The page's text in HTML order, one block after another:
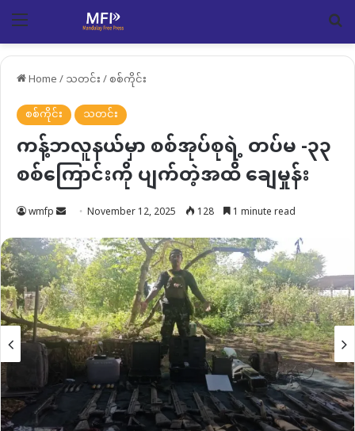
Menu
Home/သတင်း/စစ်ကိုင်း
စစ်ကိုင်း
သတင်း
ကန့်ဘလူနယ်မှာ စစ်အုပ်စုရဲ့ တပ်မ -၃၃
စစ်ကြောင်းကို ပျက်တဲ့အထိ ချေမှုန်း
wmfp Send
email
November 12, 2025 128 1 minute read